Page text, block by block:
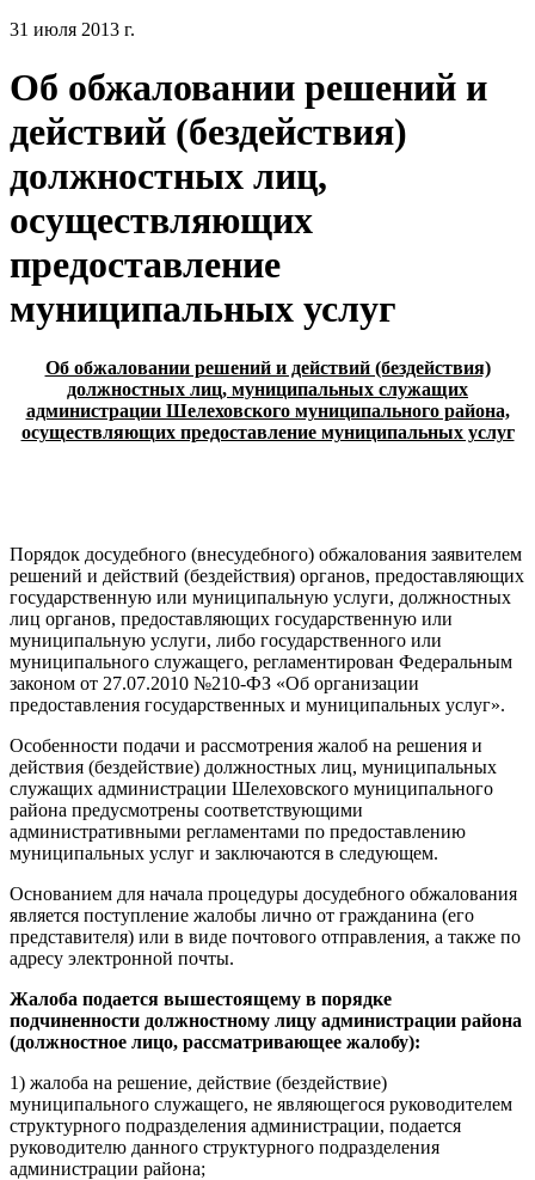
31 июля 2013 г.
Об обжаловании решений и
действий (бездействия)
должностных лиц,
осуществляющих
предоставление
муниципальных услуг
Об обжаловании решений и действий (бездействия)
должностных лиц, муниципальных служащих
администрации Шелеховского муниципального района,
осуществляющих предоставление муниципальных услуг
Порядок досудебного (внесудебного) обжалования заявителем
решений и действий (бездействия) органов, предоставляющих
государственную или муниципальную услуги, должностных
лиц органов, предоставляющих государственную или
муниципальную услуги, либо государственного или
муниципального служащего, регламентирован Федеральным
законом от 27.07.2010 №210-ФЗ «Об организации
предоставления государственных и муниципальных услуг».
Особенности подачи и рассмотрения жалоб на решения и
действия (бездействие) должностных лиц, муниципальных
служащих администрации Шелеховского муниципального
района предусмотрены соответствующими
административными регламентами по предоставлению
муниципальных услуг и заключаются в следующем.
Основанием для начала процедуры досудебного обжалования
является поступление жалобы лично от гражданина (его
представителя) или в виде почтового отправления, а также по
адресу электронной почты.
Жалоба подается вышестоящему в порядке
подчиненности должностному лицу администрации района
(должностное лицо, рассматривающее жалобу):
1) жалоба на решение, действие (бездействие)
муниципального служащего, не являющегося руководителем
структурного подразделения администрации, подается
руководителю данного структурного подразделения
администрации района;